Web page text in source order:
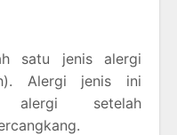
satu jenis alergi
Alergi jenis ini
alergi setelah